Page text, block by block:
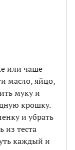
или чаше
масло, яйцо,
муку и
крошку.
и убрать
из теста
каждый и